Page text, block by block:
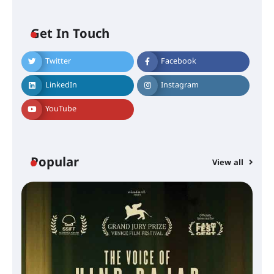
Get In Touch
Twitter Facebook
LinkedIn Instagram
YouTube
Popular View all